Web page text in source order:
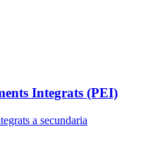
Integrats (PEI)
a secundaria